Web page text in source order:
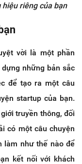
riêng của bạn
vời là một phần
những bản sắc
để tạo ra một câu
startup của bạn.
truyền thông, đối
có một câu chuyện
làm như thế nào để
kết nối với khách